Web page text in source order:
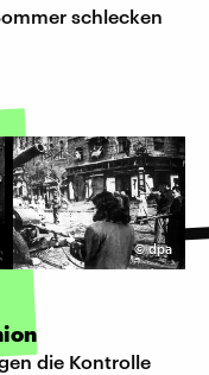
schlecken
©dpa
die Kontrolle